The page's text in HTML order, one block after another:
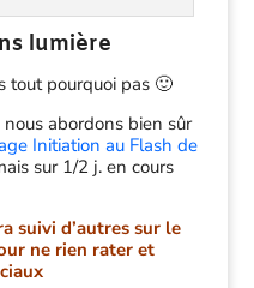
lumière
tout pourquoi pas 🙂
abordons bien sûr
Initiation au Flash de
sur 1/2 j. en cours
suivi d’autres sur le
ne rien rater et